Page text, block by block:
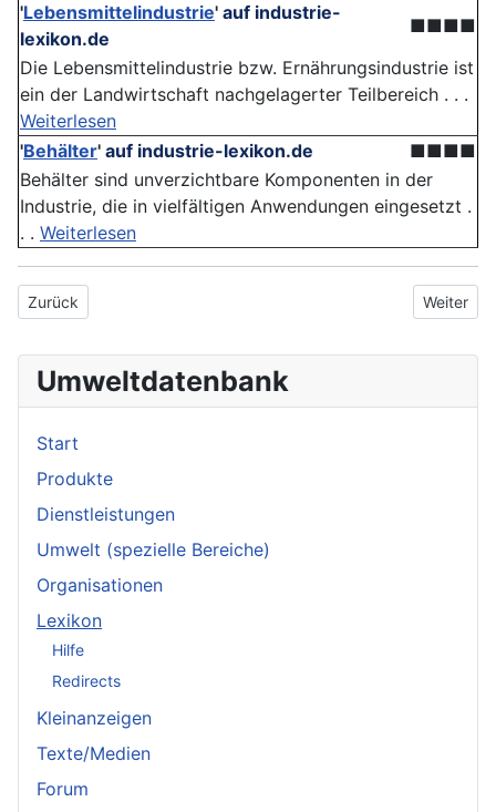
'Lebensmittelindustrie' auf industrie-
lexikon.de
■■■■
Die Lebensmittelindustrie bzw. Ernährungsindustrie ist
ein der Landwirtschaft nachgelagerter Teilbereich . . .
Weiterlesen
'Behälter' auf industrie-lexikon.de
■■■■
Behälter sind unverzichtbare Komponenten in der
Industrie, die in vielfältigen Anwendungen eingesetzt .
. . Weiterlesen
Vorheriger Beitrag: Aperturfläche
Zurück Nächster
Weiter
Umweltdatenbank
Start
Produkte
Dienstleistungen
Umwelt (spezielle Bereiche)
Organisationen
Lexikon
Hilfe
Redirects
Kleinanzeigen
Texte/Medien
Forum